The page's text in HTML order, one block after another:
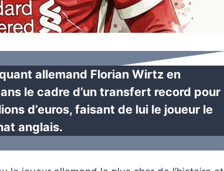
allemand Florian Wirtz en
le cadre d’un transfert record pour
d’euros, faisant de lui le joueur le
anglais.